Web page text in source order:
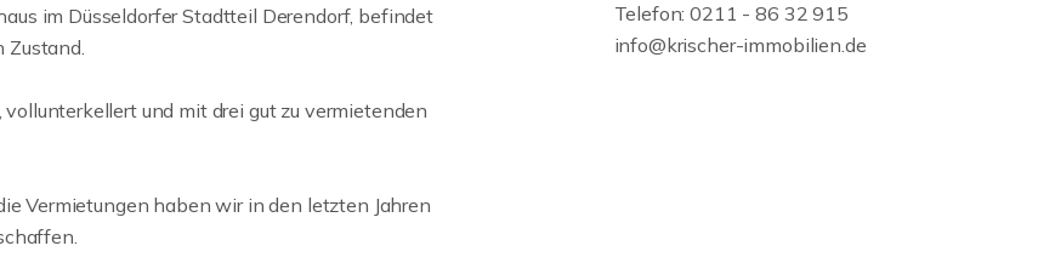
im Düsseldorfer Stadtteil Derendorf, befindet
Zustand.
und mit drei gut zu vermietenden
Vermietungen haben wir in den letzten Jahren
Telefon: 0211 - 86 32 915
info@krischer-immobilien.de